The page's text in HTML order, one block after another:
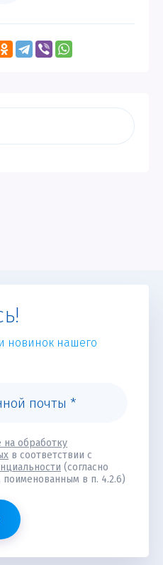
новинок нашего
на обработку
в соответствии с
(согласно
поименованным в п. 4.2.6)